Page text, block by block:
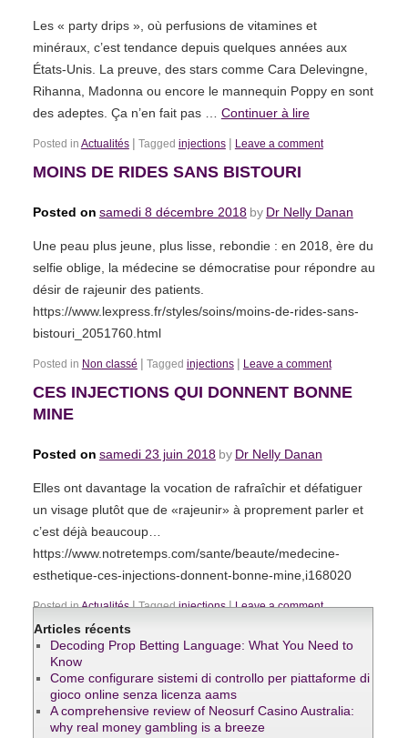
Les « party drips », où perfusions de vitamines et
minéraux, c’est tendance depuis quelques années aux
États-Unis. La preuve, des stars comme Cara Delevingne,
Rihanna, Madonna ou encore le mannequin Poppy en sont
des adeptes. Ça n’en fait pas … Continuer à lire
Posted in Actualités | Tagged injections | Leave a comment
MOINS DE RIDES SANS BISTOURI
Posted on samedi 8 décembre 2018 by Dr Nelly Danan
Une peau plus jeune, plus lisse, rebondie : en 2018, ère du
selfie oblige, la médecine se démocratise pour répondre au
désir de rajeunir des patients.
https://www.lexpress.fr/styles/soins/moins-de-rides-sans-
bistouri_2051760.html
Posted in Non classé | Tagged injections | Leave a comment
CES INJECTIONS QUI DONNENT BONNE
MINE
Posted on samedi 23 juin 2018 by Dr Nelly Danan
Elles ont davantage la vocation de rafraîchir et défatiguer
un visage plutôt que de «rajeunir» à proprement parler et
c’est déjà beaucoup…
https://www.notretemps.com/sante/beaute/medecine-
esthetique-ces-injections-donnent-bonne-mine,i168020
Posted inActualités | Tagged injections | Leave a comment
Articles récents
Decoding Prop Betting Language: What You Need to
Know
Come configurare sistemi di controllo per piattaforme di
gioco online senza licenza aams
A comprehensive review of Neosurf Casino Australia:
why real money gambling is a breeze